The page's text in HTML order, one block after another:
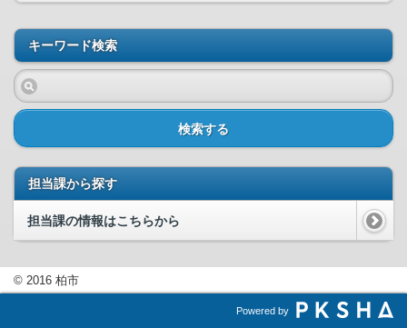
キーワード検索
検索する
担当課から探す
担当課の情報はこちらから
© 2016 柏市
Powered by